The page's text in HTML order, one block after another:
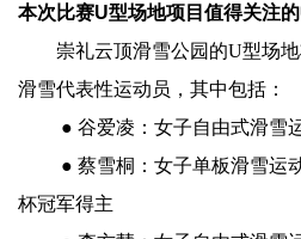
本次比赛U型场地项目值得关注
崇礼云顶滑雪公园的U型场地
滑雪代表性运动员，其中包括：
● 谷爱凌：女子自由式滑雪运
● 蔡雪桐：女子单板滑雪运动
杯冠军得主